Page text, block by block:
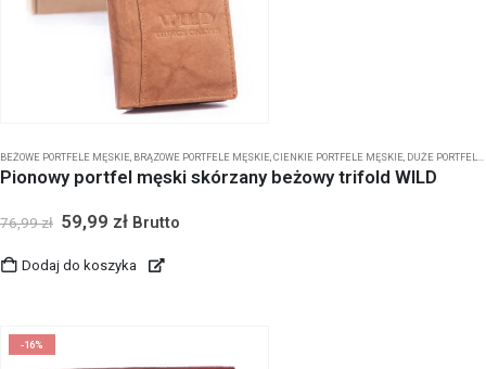
BEŻOWE PORTFELE MĘSKIE BRĄZOWE PORTFELE MĘSKIE CIENKIE PORTFELE MĘSKIE DUŻE PORTFELE MĘSKIE
Pionowy portfel męski skórzany beżowy trifold WILD
76,99zł 59,99 zł Brutto
Dodaj do koszyka
-16%